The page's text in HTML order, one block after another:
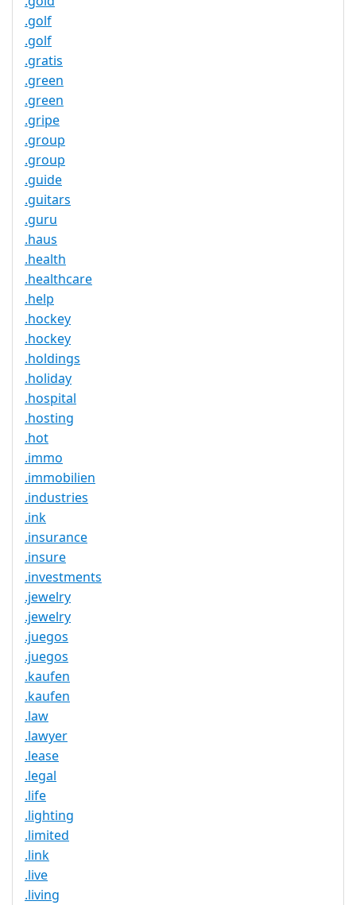
.golf
.golf
.gratis
.green
.green
.gripe
.group
.group
.guide
.guitars
.guru
.haus
.health
.healthcare
.help
.hockey
.hockey
.holdings
.holiday
.hospital
.hosting
.hot
.immo
.immobilien
.industries
.ink
.insurance
.insure
.investments
.jewelry
.jewelry
.juegos
.juegos
.kaufen
.kaufen
.law
.lawyer
.lease
.legal
.life
.lighting
.limited
.link
.live
.living